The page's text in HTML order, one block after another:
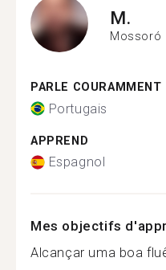
M.
Mossoró
PARLE COURAMMENT
Portugais
APPREND
Espagnol
Mes objectifs
Alcançar uma boa